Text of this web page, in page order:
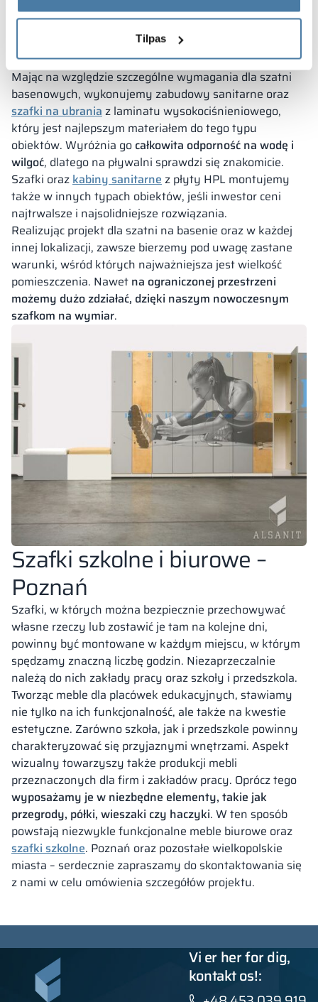
Tilpas
Kabiny i szafki basenowe –
Poznań
Mając na względzie szczególne wymagania dla szatni
basenowych, wykonujemy zabudowy sanitarne oraz
szafki na ubrania z laminatu wysokociśnieniowego,
który jest najlepszym materiałem do tego typu
obiektów. Wyróżnia go całkowita odporność na wodę i
wilgoć, dlatego na pływalni sprawdzi się znakomicie.
Szafki oraz kabiny sanitarne z płyty HPL montujemy
także w innych typach obiektów, jeśli inwestor ceni
najtrwalsze i najsolidniejsze rozwiązania.
Realizując projekt dla szatni na basenie oraz w każdej
innej lokalizacji, zawsze bierzemy pod uwagę zastane
warunki, wśród których najważniejsza jest wielkość
pomieszczenia. Nawet na ograniczonej przestrzeni
możemy dużo zdziałać, dzięki naszym nowoczesnym
szafkom na wymiar.
Szafki szkolne i biurowe –
Poznań
Szafki, w których można bezpiecznie przechowywać
własne rzeczy lub zostawić je tam na kolejne dni,
powinny być montowane w każdym miejscu, w którym
spędzamy znaczną liczbę godzin. Niezaprzeczalnie
należą do nich zakłady pracy oraz szkoły i przedszkola.
Tworząc meble dla placówek edukacyjnych, stawiamy
nie tylko na ich funkcjonalność, ale także na kwestie
estetyczne. Zarówno szkoła, jak i przedszkole powinny
charakteryzować się przyjaznymi wnętrzami. Aspekt
wizualny towarzyszy także produkcji mebli
przeznaczonych dla firm i zakładów pracy. Oprócz tego
wyposażamy je w niezbędne elementy, takie jak
przegrody, półki, wieszaki czy haczyki. W ten sposób
powstają niezwykle funkcjonalne meble biurowe oraz
szafki szkolne. Poznań oraz pozostałe wielkopolskie
miasta – serdecznie zapraszamy do skontaktowania się
z nami w celu omówienia szczegółów projektu.
Vi er her for dig,
kontakt os!: